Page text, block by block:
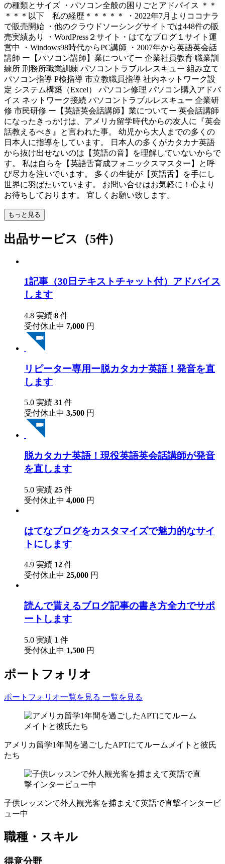
の種類とサイズ ・パソコン全般の困りごとアドバイス ＊＊
＊＊＊以下 私の経歴＊＊＊＊＊ ・2022年7月よりココナラ
で販売開始 ・他のクラウドソーシングサイトでは448件の販
売実績あり ・WordPress２サイト・はてなブログ１サイト運
営中 ・Windows98時代からPC講師 ・2007年から英語英会話
講師 ー【パソコン講師】業についてー 企業社員教育 職業訓
練所 刑務所職業訓練 パソコントラブルレスキュー 組み立て
パソコン指導 P検指導 市立教職員指導 社内ネットワーク設
定 システム構築（Excel） パソコン修理 パソコン購入アドバ
イス ネットワーク接続 パソコントラブルレスキュー 企業研
修 市民研修 ー【英語英会話講師】業についてー 英会話講師
になったきっかけは、アメリカ留学時代からの友人に『英会
話教えるべき』と言われた事。 幼児から大人までの多くの
日本人に指導をしています。 日本人の多くがカタカナ英語
から抜け出せないのは【英語の音】を理解していないからで
す。 私は自らを【英語舌育成フォニックスマスター】と呼
び尽力を注いでいます。 多くの生徒が【英語舌】を手にし
世界に羽ばたいています。 お問い合せはお気軽に！心より
お待ちしております。 宜しくお願い致します。
もっと見る
出品サービス（5件）
1記事（30日テキストチャット付）アドバイス
します
4.8 実績 8 件
受付休止中 7,000 円
リピーター専用ー脱カタカナ英語！発音を直
します
5.0 実績 31 件
受付休止中 3,500 円
脱カタカナ英語！現役英語英会話講師が発音
を直します
5.0 実績 25 件
受付休止中 4,000 円
はてなブログをカスタマイズで魅力的なサイ
トにします
4.9 実績 12 件
受付休止中 25,000 円
読んで貰えるブログ記事の書き方全力でサポ
ートします
5.0 実績 1 件
受付休止中 1,500 円
ポートフォリオ
ポートフォリオ一覧を見る 一覧を見る
アメリカ留学1年間を過ごしたAPTにてルームメイトと彼氏
たち
子供レッスンで外人観光客を捕まえて英語で直撃インタービ
ュー中
職種・スキル
得意分野